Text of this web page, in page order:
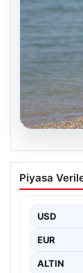
Panik
denizde
güvenlik…
Piyasa
USD
EUR
ALTIN